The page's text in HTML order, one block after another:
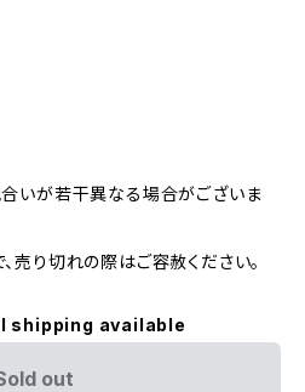
いが若干異なる場合がございま
売り切れの際はご容赦ください。
shipping available
out